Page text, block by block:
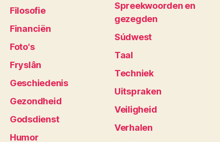
Filosofie
Financiën
Foto's
Fryslân
Geschiedenis
Gezondheid
Godsdienst
Humor
Spreekwoorden en
gezegden
Súdwest
Taal
Techniek
Uitspraken
Veiligheid
Verhalen